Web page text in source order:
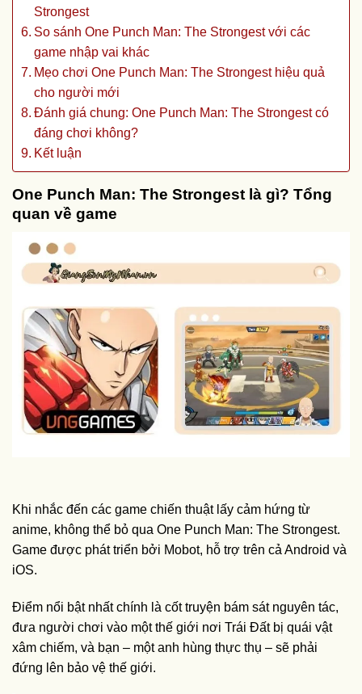
Strongest
So sánh One Punch Man: The Strongest với các
game nhập vai khác
Mẹo chơi One Punch Man: The Strongest hiệu quả
cho người mới
Đánh giá chung: One Punch Man: The Strongest có
đáng chơi không?
Kết luận
One Punch Man: The Strongest là gì? Tổng
quan về game
Khi nhắc đến các game chiến thuật lấy cảm hứng từ
anime, không thể bỏ qua One Punch Man: The Strongest.
Game được phát triển bởi Mobot, hỗ trợ trên cả Android và
iOS.
Điểm nổi bật nhất chính là cốt truyện bám sát nguyên tác,
đưa người chơi vào một thế giới nơi Trái Đất bị quái vật
xâm chiếm, và bạn – một anh hùng thực thụ – sẽ phải
đứng lên bảo vệ thế giới.